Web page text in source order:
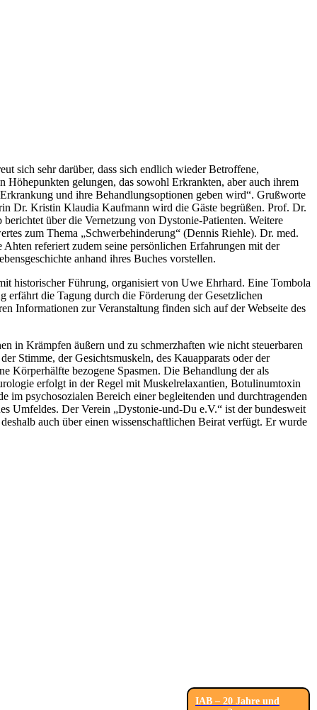
sich sehr darüber, dass sich endlich wieder Betroffene,
Höhepunkten gelungen, das sowohl Erkrankten, aber auch ihrem
und ihre Behandlungsoptionen geben wird“. Grußworte
Dr. Kristin Klaudia Kaufmann wird die Gäste begrüßen. Prof. Dr.
über die Vernetzung von Dystonie-Patienten. Weitere
zum Thema „Schwerbehinderung“ (Dennis Riehle). Dr. med.
referiert zudem seine persönlichen Erfahrungen mit der
anhand ihres Buches vorstellen.
historischer Führung, organisiert von Uwe Ehrhard. Eine Tombola
die Tagung durch die Förderung der Gesetzlichen
Informationen zur Veranstaltung finden sich auf der Webseite des
in Krämpfen äußern und zu schmerzhaften wie nicht steuerbaren
Stimme, der Gesichtsmuskeln, des Kauapparats oder der
Körperhälfte bezogene Spasmen. Die Behandlung der als
erfolgt in der Regel mit Muskelrelaxantien, Botulinumtoxin
psychosozialen Bereich einer begleitenden und durchtragenden
Umfeldes. Der Verein „Dystonie-und-Du e.V.“ ist der bundesweit
auch über einen wissenschaftlichen Beirat verfügt. Er wurde
IAB – 20 Jahre und